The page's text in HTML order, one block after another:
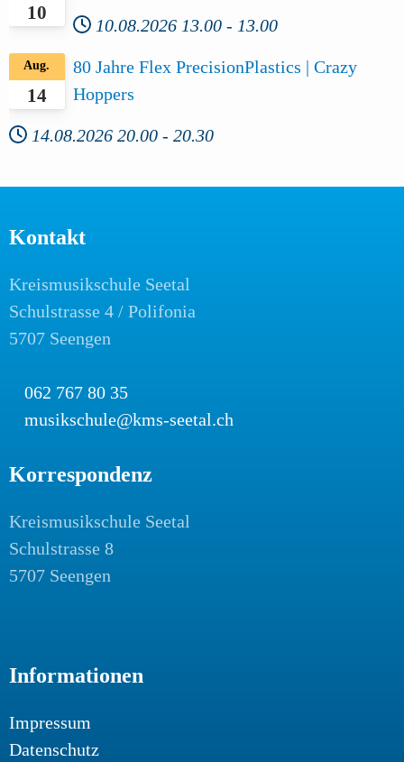
10
10.08.2026 13.00 - 13.00
14
Aug.
80 Jahre Flex PrecisionPlastics | Crazy
Hoppers
14.08.2026 20.00 - 20.30
Kontakt
Kreismusikschule Seetal
Schulstrasse 4 / Polifonia
5707 Seengen
062 767 80 35
musikschule@kms-seetal.ch
Korrespondenz
Kreismusikschule Seetal
Schulstrasse 8
5707 Seengen
Informationen
Impressum
Datenschutz